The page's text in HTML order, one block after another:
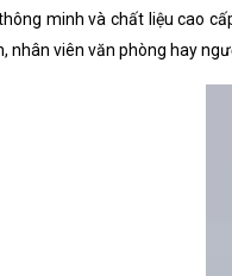
minh và chất liệu cao
nhân viên văn phòng hay